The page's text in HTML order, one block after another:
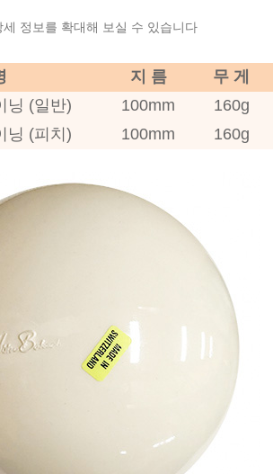
세 정보를 확대해 보실 수 있습니다
지 름
무 게
닝 (일반)
100mm
160g
닝 (피치)
100mm 160g